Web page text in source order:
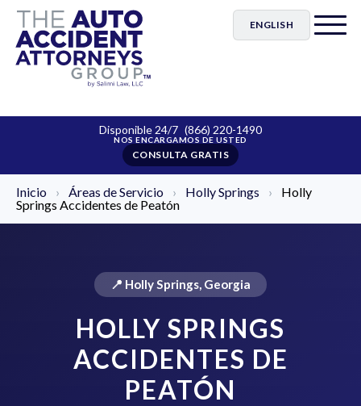
ENGLISH
Disponible 24/7 (866) 220-1490
CONSULTA GRATIS
Inicio › Áreas de Servicio › Holly Springs ›
Holly
Springs Accidentes de Peatón
📍 Holly Springs, Georgia
HOLLY SPRINGS
ACCIDENTES DE
PEATÓN